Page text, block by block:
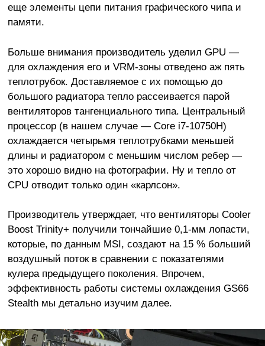
еще элементы цепи питания графического чипа и
памяти.
Больше внимания производитель уделил GPU —
для охлаждения его и VRM-зоны отведено аж пять
теплотрубок. Доставляемое с их помощью до
большого радиатора тепло рассеивается парой
вентиляторов тангенциального типа. Центральный
процессор (в нашем случае — Core i7-10750H)
охлаждается четырьмя теплотрубками меньшей
длины и радиатором с меньшим числом ребер —
это хорошо видно на фотографии. Ну и тепло от
CPU отводит только один «карлсон».
Производитель утверждает, что вентиляторы Cooler
Boost Trinity+ получили тончайшие 0,1-мм лопасти,
которые, по данным MSI, создают на 15 % больший
воздушный поток в сравнении с показателями
кулера предыдущего поколения. Впрочем,
эффективность работы системы охлаждения GS66
Stealth мы детально изучим далее.